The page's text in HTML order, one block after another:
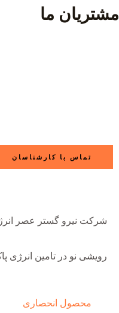
مشتریان ما
تماس با کارشناسان
شرکت نیرو گستر عصر
رویشی نو در تامین انرژی
محصول انحصاری